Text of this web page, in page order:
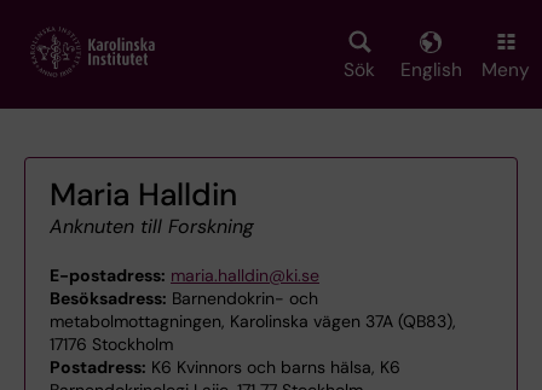
main
Sök English Meny
Maria Halldin
Anknuten till Forskning
E-postadress: maria.halldin@ki.se
Besöksadress: Barnendokrin- och
metabolmottagningen, Karolinska vägen 37A (QB83),
17176 Stockholm
Postadress: K6 Kvinnors och barns hälsa, K6